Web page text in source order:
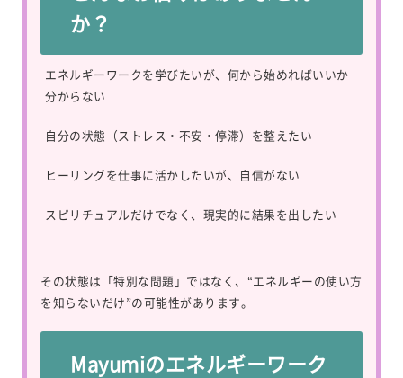
か？
エネルギーワークを学びたいが、何から始めればいいか
分からない
自分の状態（ストレス・不安・停滞）を整えたい
ヒーリングを仕事に活かしたいが、自信がない
スピリチュアルだけでなく、現実的に結果を出したい
その状態は「特別な問題」ではなく、“エネルギーの使い方
を知らないだけ”の可能性があります。
Mayumiのエネルギーワーク